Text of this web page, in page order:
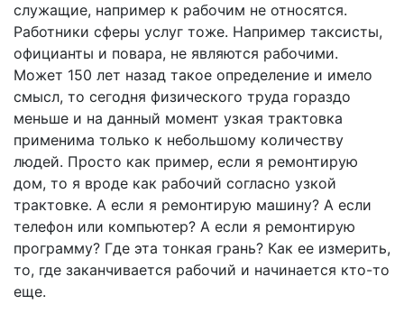
служащие, например к рабочим не относятся.
Работники сферы услуг тоже. Например таксисты,
официанты и повара, не являются рабочими.
Может 150 лет назад такое определение и имело
смысл, то сегодня физического труда гораздо
меньше и на данный момент узкая трактовка
применима только к небольшому количеству
людей. Просто как пример, если я ремонтирую
дом, то я вроде как рабочий согласно узкой
трактовке. А если я ремонтирую машину? А если
телефон или компьютер? А если я ремонтирую
программу? Где эта тонкая грань? Как ее измерить,
то, где заканчивается рабочий и начинается кто-то
еще.